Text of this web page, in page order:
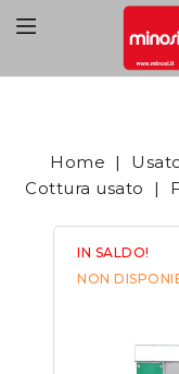
Home
Cottura usato
IN SALDO!
NON